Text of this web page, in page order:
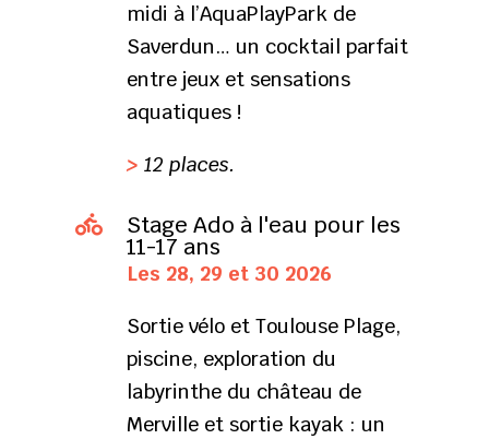
midi à l’AquaPlayPark de
Saverdun… un cocktail parfait
entre jeux et sensations
aquatiques !
> 12 places.
 Stage Ado à l'eau pour les
11-17 ans
Les 28, 29 et 30 2026
Sortie vélo et Toulouse Plage,
piscine, exploration du
labyrinthe du château de
Merville et sortie kayak : un